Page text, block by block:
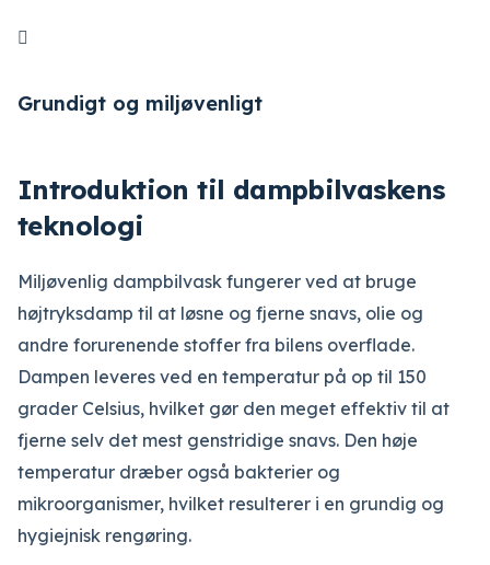

Grundigt og miljøvenligt
Introduktion til dampbilvaskens
teknologi
Miljøvenlig dampbilvask fungerer ved at bruge
højtryksdamp til at løsne og fjerne snavs, olie og
andre forurenende stoffer fra bilens overflade.
Dampen leveres ved en temperatur på op til 150
grader Celsius, hvilket gør den meget effektiv til at
fjerne selv det mest genstridige snavs. Den høje
temperatur dræber også bakterier og
mikroorganismer, hvilket resulterer i en grundig og
hygiejnisk rengøring.